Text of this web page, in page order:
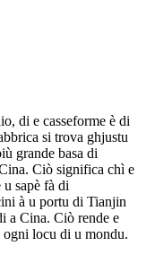
di e casseforme è di
si trova ghjustu
grande basa di
Ciò significa chì e
sapè fà di
à u portu di Tianjin
a Cina. Ciò rende e
locu di u mondu.